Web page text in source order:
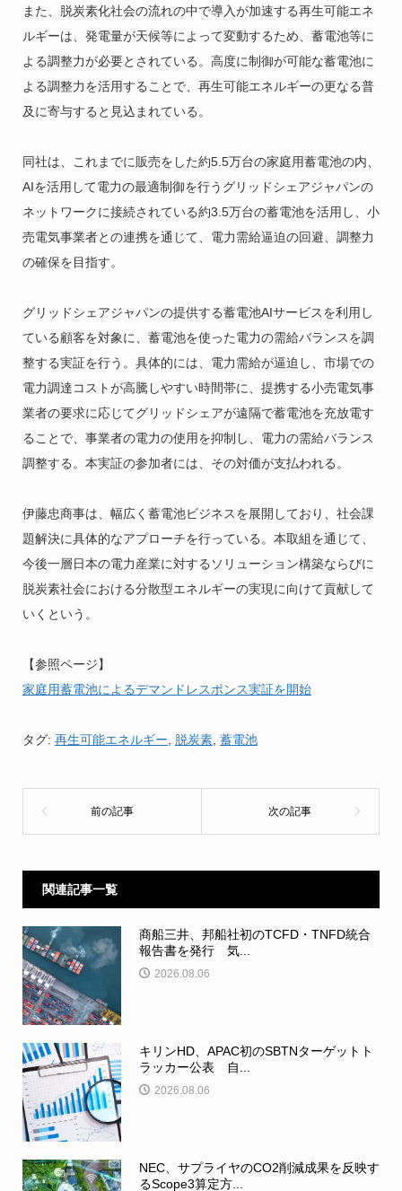
また、脱炭素化社会の流れの中で導入が加速する再生可能エネ
ルギーは、発電量が天候等によって変動するため、蓄電池等に
よる調整力が必要とされている。高度に制御が可能な蓄電池に
よる調整力を活用することで、再生可能エネルギーの更なる普
及に寄与すると見込まれている。
同社は、これまでに販売をした約5.5万台の家庭用蓄電池の内、
AIを活用して電力の最適制御を行うグリッドシェアジャパンの
ネットワークに接続されている約3.5万台の蓄電池を活用し、小
売電気事業者との連携を通じて、電力需給逼迫の回避、調整力
の確保を目指す。
グリッドシェアジャパンの提供する蓄電池AIサービスを利用し
ている顧客を対象に、蓄電池を使った電力の需給バランスを調
整する実証を行う。具体的には、電力需給が逼迫し、市場での
電力調達コストが高騰しやすい時間帯に、提携する小売電気事
業者の要求に応じてグリッドシェアが遠隔で蓄電池を充放電す
ることで、事業者の電力の使用を抑制し、電力の需給バランス
調整する。本実証の参加者には、その対価が支払われる。
伊藤忠商事は、幅広く蓄電池ビジネスを展開しており、社会課
題解決に具体的なアプローチを行っている。本取組を通じて、
今後一層日本の電力産業に対するソリューション構築ならびに
脱炭素社会における分散型エネルギーの実現に向けて貢献して
いくという。
【参照ページ】
家庭用蓄電池によるデマンドレスポンス実証を開始
タグ: 再生可能エネルギー 脱炭素, 蓄電池
関連記事一覧
商船三井、邦船社初のTCFD・TNFD統合
報告書を発行 気...
2026.08.06
キリンHD、APAC初のSBTNターゲットト
ラッカー公表 自...
2026.08.06
NEC、サプライヤのCO2削減成果を反映す
るScope3算定方...